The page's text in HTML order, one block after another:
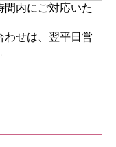
内にご対応いた
わせは、翌平日営